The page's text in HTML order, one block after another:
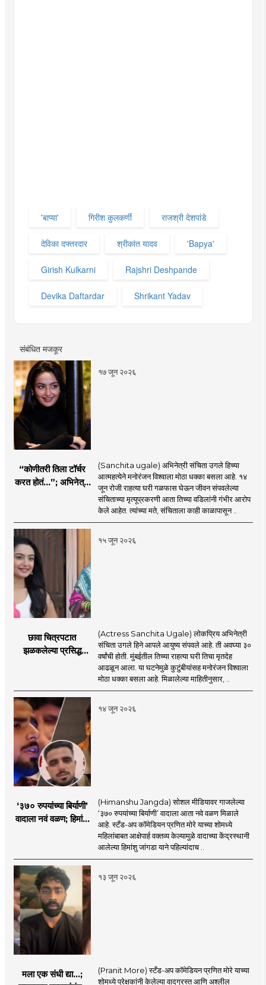
'बाप्या' गिरीश कुलकर्णी राजश्री देशपांडे
देविका दफ्तरदार श्रीकांत यादव 'Bapya'
Girish Kulkarni Rajshri Deshpande
Devika Daftardar Shrikant Yadav
संबंधित मजकूर
१७ जून २०२६
“कोणीतरी तिला टॉर्चर
करत होतं...”; अभिनेत्री
(Sanchita ugale) अभिनेत्री संचिता उगले हिच्या
आत्महत्येने मनोरंजन विश्वाला मोठा धक्का बसला आहे. १४
जून रोजी राहत्या घरी गळफास घेऊन जीवन संपवलेल्या
संचिताच्या मृत्यूप्रकरणी आता तिच्या वडिलांनी गंभीर आरोप
केले आहेत. त्यांच्या मते, संचिताला काही काळापासून ..
१५ जून २०२६
छावा चित्रपटात
झळकलेल्या प्रसिद्ध
हळहळ
(Actress Sanchita Ugale) लोकप्रिय अभिनेत्री
संचिता उगले हिने आपले आयुष्य संपवले आहे. ती अवघ्या ३०
वर्षांची होती. मुंबईतील तिच्या राहत्या घरी तिचा मृतदेह
आढळून आला. या घटनेमुळे कुटुंबीयांसह मनोरंजन विश्वाला
मोठा धक्का बसला आहे. मिळालेल्या माहितीनुसार, ..
१४ जून २०२६
‘३७० रुपयांच्या बिर्याणी’
वादाला नवं वळण; हिमांशू
म्हणाला?
(Himanshu Jangda) सोशल मीडियावर गाजलेल्या
‘३७० रुपयांच्या बिर्याणी’ वादाला आता नवे वळण मिळाले
आहे. स्टँड-अप कॉमेडियन प्रणित मोरे याच्या शोमध्ये
महिलांबाबत आक्षेपार्ह वक्तव्य केल्यामुळे वादाच्या केंद्रस्थानी
आलेल्या हिमांशु जांगडा याने पहिल्यांदाच ..
१३ जून २०२६
मला एक संधी द्या...;
(Pranit More) स्टँड-अप कॉमेडियन प्रणित मोरे याच्या
शोमध्ये प्रेक्षकांनी केलेल्या वादग्रस्त आणि अश्लील